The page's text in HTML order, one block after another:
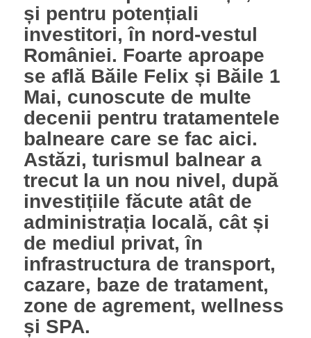
și pentru potențiali
investitori, în nord-vestul
României. Foarte aproape
se află Băile Felix și Băile 1
Mai, cunoscute de multe
decenii pentru tratamentele
balneare care se fac aici.
Astăzi, turismul balnear a
trecut la un nou nivel, după
investițiile făcute atât de
administrația locală, cât și
de mediul privat, în
infrastructura de transport,
cazare, baze de tratament,
zone de agrement, wellness
și SPA.